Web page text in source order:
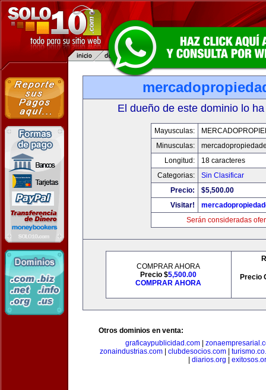
El dueño de este dominio lo
Mayusculas:
Minusculas:
Longitud:
18 caracteres
Categorias:
Sin Clasificar
Precio:
$5,500.00
Visitar!
Serán consideradas
COMPRAR AHORA
Precio $5,500.00
COMPRAR AHORA
Precio
Otros dominios en venta:
graficaypublicidad.com
zonaindustrias.com| clubdesocios.com|
diarios.org